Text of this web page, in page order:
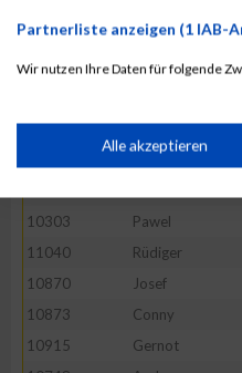
10418
Martin
10483
Jens-Peter
10633
Thomas
Ekrem
10303
Pawel
11040
Rüdiger
10870
Josef
10873
Conny
10915
Gernot
Partnerliste anzeigen (1 IAB-
Wir nutzen Ihre Daten für folgende
Speichern von oder Zugriff
Erstellung von Profilen für
Verwendung von Profilen
Alle akzeptieren